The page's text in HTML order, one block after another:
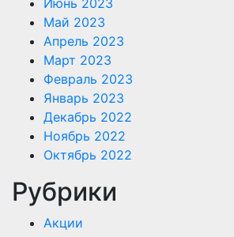
Май 2023
Апрель 2023
Март 2023
Февраль 2023
Январь 2023
Декабрь 2022
Ноябрь 2022
Октябрь 2022
Рубрики
Акции